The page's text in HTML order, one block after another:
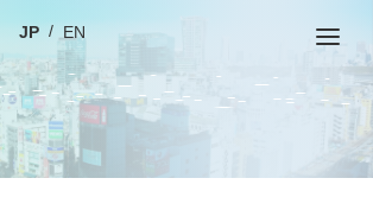
JP EN